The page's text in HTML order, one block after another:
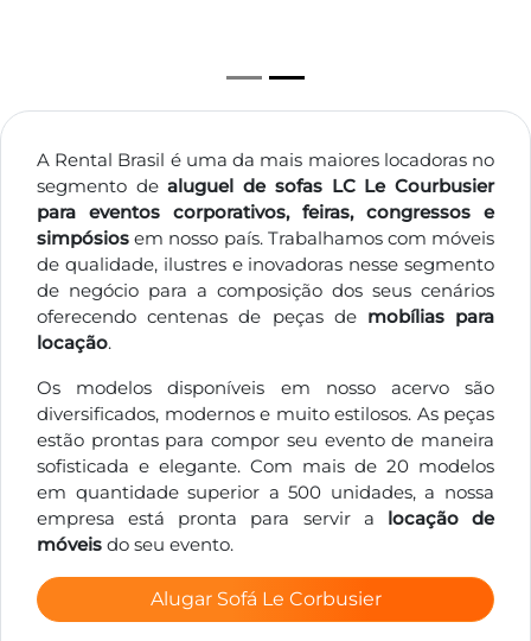
A Rental Brasil é uma da mais maiores locadoras no
segmento dealuguel de sofas LC Le Courbusier
para eventos corporativos, feiras, congressos e
simpósios em nosso país. Trabalhamos com móveis
de qualidade, ilustres e inovadoras nesse segmento
de negócio para a composição dos seus cenários
oferecendo centenas de peças de mobílias para
locação.
Os modelos disponíveis em nosso acervo são
diversificados, modernos e muito estilosos. As peças
estão prontas para compor seu evento de maneira
sofisticada e elegante. Com mais de 20 modelos
em quantidade superior a 500 unidades, a nossa
empresa está pronta para servir a locação de
móveis do seu evento.
Alugar Sofá Le Corbusier